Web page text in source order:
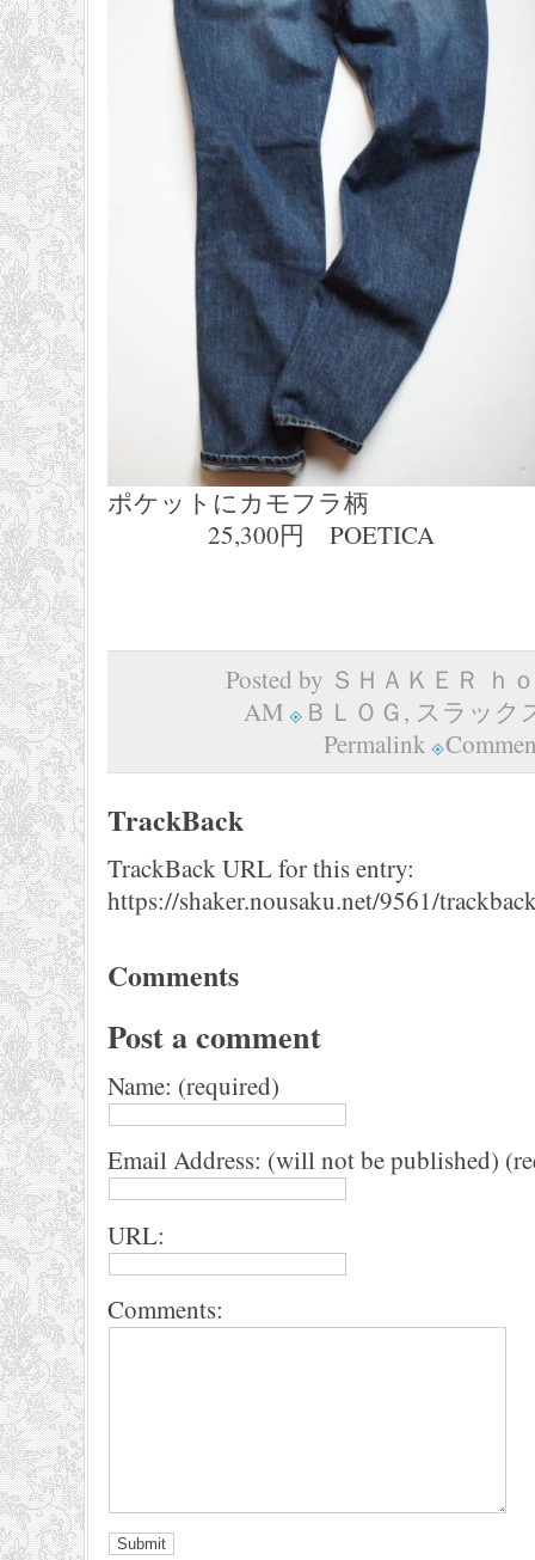
ポケットにカモフラ柄
25,300円 POETICA
Posted by ＳＨＡＫＥＲ ｈ
AM
ＢＬＯＧ, スラック
Permalink
TrackBack
TrackBack URL for this entry:
https://shaker.nousaku.net/9561/
Comments
Post a comment
Name: (required)
Email Address: (will not be published)
URL:
Comments: